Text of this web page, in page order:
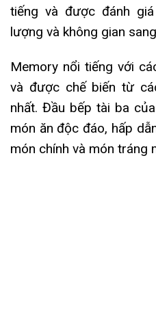
tiếng và được đánh
lượng và không gian
Memory nổi tiếng với
và được chế biến từ
nhất. Đầu bếp tài ba
món ăn độc đáo, hấp
món chính và món tráng